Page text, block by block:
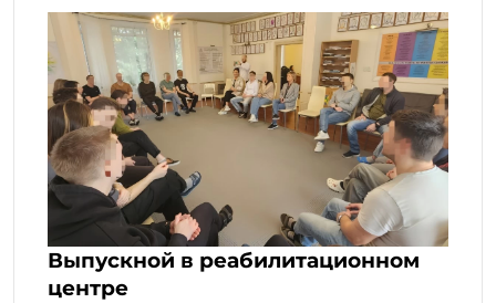
Выпускной в реабилитационном
центре